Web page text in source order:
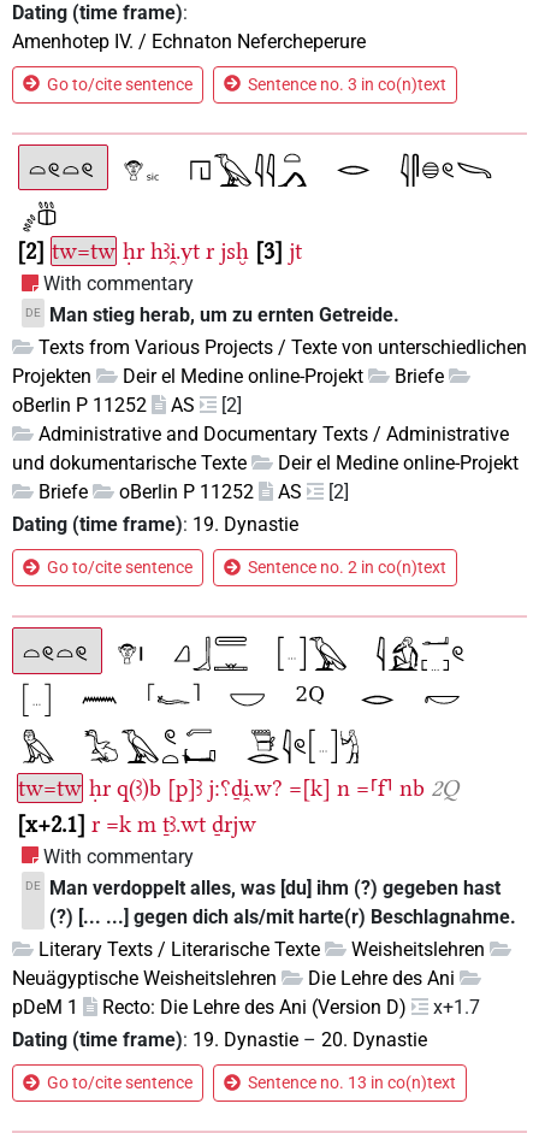
Dating (time frame):
Amenhotep IV. / Echnaton Nefercheperure
Go to/cite sentence Sentence no. 3 in co(n)text
2 tw=tw ḥr hꜣi̯.yt r jsḫ 3 jt
With commentary
DE
Man stieg herab, um zu ernten Getreide.
Texts from Various Projects / Texte von unterschiedlichen
Projekten
Deir el Medine online-Projekt
Briefe
oBerlin P 11252
AS
[2]
Administrative and Documentary Texts / Administrative
und dokumentarische Texte
Deir el Medine online-Projekt
Briefe
oBerlin P 11252 AS
[2]
Dating (time frame): 19. Dynastie
Go to/cite sentence Sentence no. 2 in co(n)text
tw=tw ḥr q(ꜣ)b [p]ꜣ j:⸮ḏi̯.w? =[k] n =⸢f⸣ nb 2Q
x+2.1 r =k m ṯꜣ.wt ḏrjw
With commentary
DE
Man verdoppelt alles, was [du] ihm (?) gegeben hast
(?) [... ...] gegen dich als/mit harte(r) Beschlagnahme.
Literary Texts / Literarische Texte
Weisheitslehren
Neuägyptische Weisheitslehren
Die Lehre des Ani
pDeM 1
Recto: Die Lehre des Ani (Version D)
x+1.7
Dating (time frame): 19. Dynastie – 20. Dynastie
Go to/cite sentence Sentence no. 13 in co(n)text